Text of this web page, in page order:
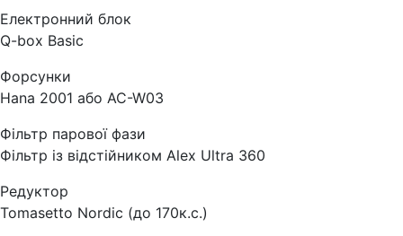
Електронний блок
Q-box Basic
Форсунки
Hana 2001 або AC-W03
Фільтр парової фази
Фільтр із відстійником Alex Ultra 360
Редуктор
Tomasetto Nordic (до 170к.с.)